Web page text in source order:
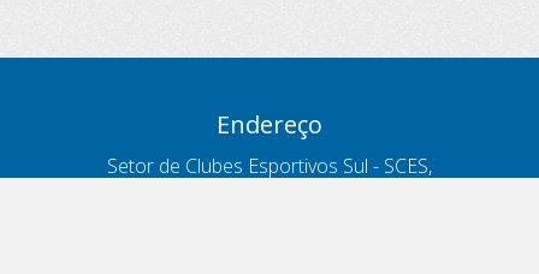
Endereço
Setor de Clubes Esportivos Sul - SCES,